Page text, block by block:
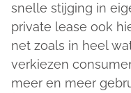
snelle stijging in
private lease ook
net zoals in heel
verkiezen
meer en meer